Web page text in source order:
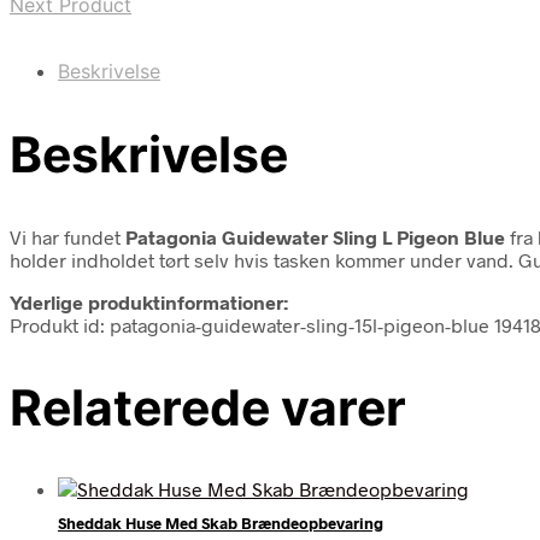
Beskrivelse
Beskrivelse
Vi har fundet Patagonia Guidewater Sling L Pigeon Blue fra
holder indholdet tørt selv hvis tasken kommer under vand.
Yderlige produktinformationer:
Produkt id: patagonia-guidewater-sling-15l-pigeon-blue
Relaterede varer
Sheddak Huse Med Skab Brændeopbevaring